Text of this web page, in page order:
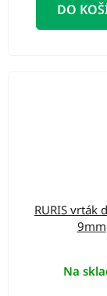
DO
RURIS vrták
9mm
Na